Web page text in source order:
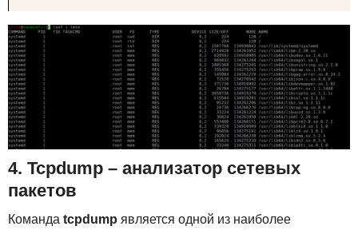
4. Tcpdump – анализатор сетевых
пакетов
Команда tcpdump является одной из наиболее